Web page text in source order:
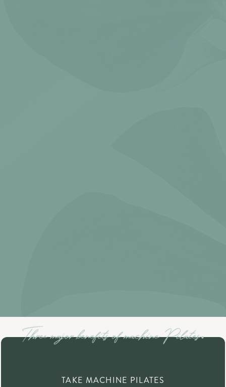
TAKE MACHINE PILATES